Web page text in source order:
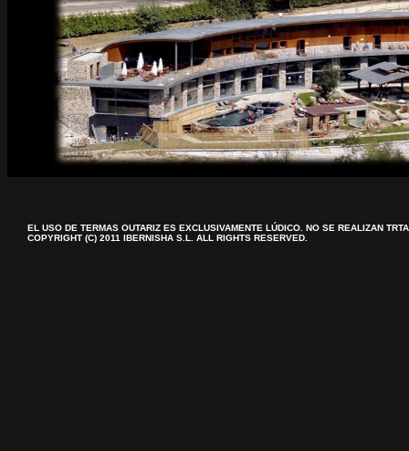
EL USO DE TERMAS OUTARIZ ES EXCLUSIVAMENTE LÚDICO. NO SE REALIZAN
COPYRIGHT (C) 2011 IBERNISHA S.L. ALL RIGHTS RESERVED.